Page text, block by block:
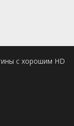
с хорошим HD